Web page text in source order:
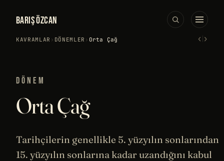
BARIŞ ÖZCAN
KAVRAMLAR › DÖNEMLER › Orta Çağ ‹›
DÖNEM
Orta Çağ
Tarihçilerin genellikle 5. yüzyılın sonlarından
15. yüzyılın sonlarına kadar uzandığını kabul